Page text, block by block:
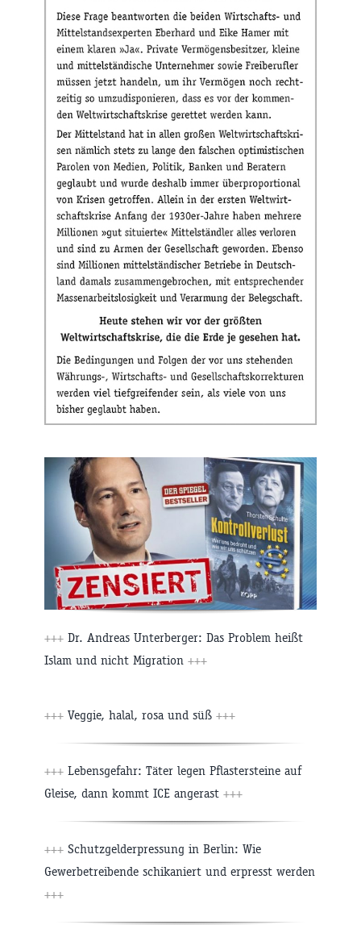
+++ Dr. Andreas Unterberger: Das Problem heißt
Islam und nicht Migration +++
+++ Veggie, halal, rosa und süß +++
+++ Lebensgefahr: Täter legen Pflastersteine auf
Gleise, dann kommt ICE angerast +++
+++ Schutzgelderpressung in Berlin: Wie
Gewerbetreibende schikaniert und erpresst werden
+++